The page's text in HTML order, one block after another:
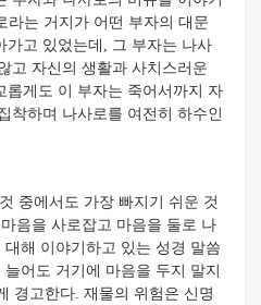
라는 거지가 어떤 부자의 대문
가고 있었는데, 그 부자는 나사
고 자신의 생활과 사치스러운
롭게도 이 부자는 죽어서까지 자
착하며 나사로를 여전히 하수인
중에서도 가장 빠지기 쉬운 것
음을 사로잡고 마음을 둘로 나
해 이야기하고 있는 성경 말씀
어도 거기에 마음을 두지 말지
경고한다. 재물의 위험은 신명